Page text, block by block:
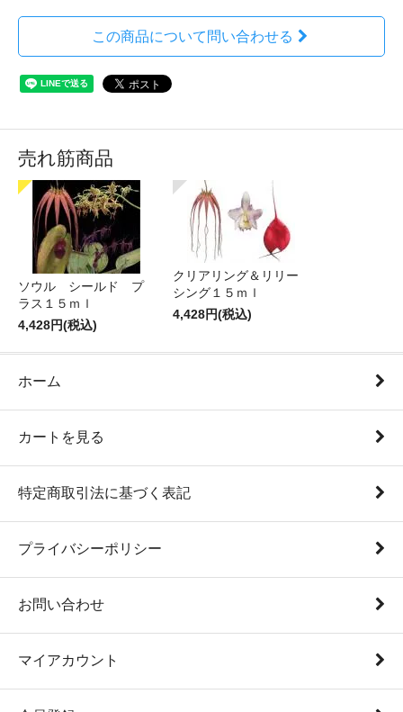
この商品について問い合わせる
売れ筋商品
ソウル シールド プ
ラス１５ｍｌ
4,428円(税込)
クリアリング＆リリー
シング１５ｍｌ
4,428円(税込)
ホーム
カートを見る
特定商取引法に基づく表記
プライバシーポリシー
お問い合わせ
マイアカウント